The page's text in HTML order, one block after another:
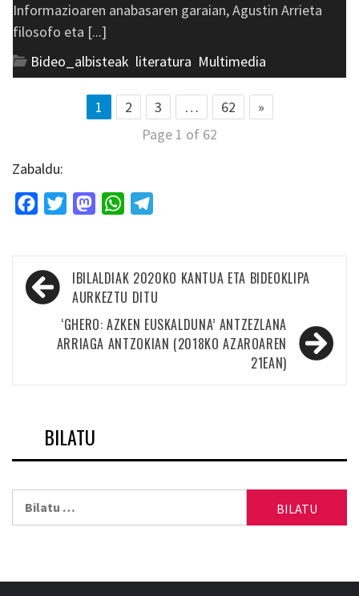
Informazioaren anabasaren garaian, Agustin Arrieta
filosofo eta [...]
Bideo_albisteak literatura Multimedia
1 2 3 … 62
»
Page 1 of 62
Zabaldu:
FacebookTwitterMastodonWhatsApp
Bidalketetan
zehar
nabigatu
IBILALDIAK 2020KO KANTUA ETA BIDEOKLIPA
AURKEZTU DITU
‘GHERO: AZKEN EUSKALDUNA’ ANTZEZLANA
ARRIAGA ANTZOKIAN (2018KO AZAROAREN
21EAN)
BILATU